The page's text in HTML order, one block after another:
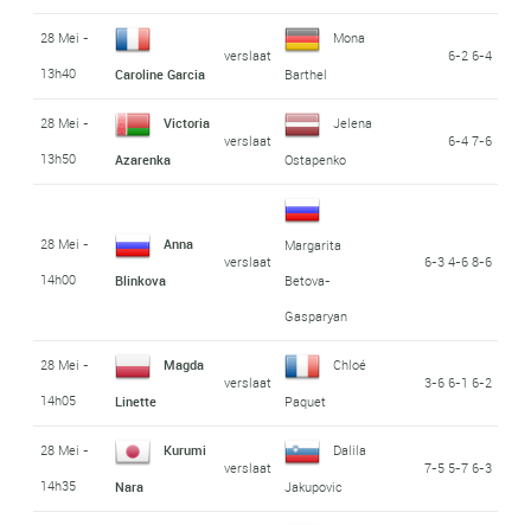
28 Mei -
13h40
Caroline Garcia
verslaat
Mona
Barthel
6-2 6-4
28 Mei -
13h50
Victoria
Azarenka
verslaat
Jelena
Ostapenko
6-4 7-6
28 Mei -
14h00
Anna
Blinkova
verslaat
Margarita
Betova-
Gasparyan
6-3 4-6 8-6
28 Mei -
14h05
Magda
Linette
verslaat
Chloé
Paquet
3-6 6-1 6-2
28 Mei -
14h35
Kurumi
Nara
verslaat
Dalila
Jakupovic
7-5 5-7 6-3